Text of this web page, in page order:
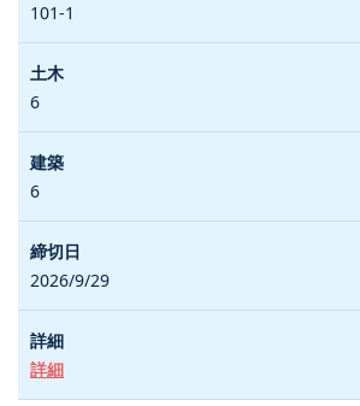
101-1
6
6
2026/9/29
詳細